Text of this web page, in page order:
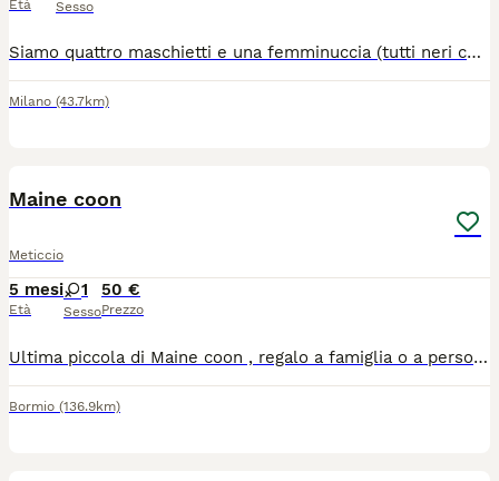
Età Sesso
Siamo quattro maschietti e una femminuccia (tutti neri con riflessi marroni) di circa due mesi e mezzo in cerca di adozione. ...aiutami a trovargli una casa Per maggiori informazioni contattare CHETI al n. 3290952932 (meglio whatcann)
Milano (43.7km)
Maine coon
Meticcio
5 mesi
Età
1
Sesso
50 €
Prezzo
Ultima piccola di Maine coon , regalo a famiglia o a persone con altri gatti, solo in casa, primo vaccino fatto, dovrà essere fatto il richiamo,ha il libretto sanitario. Sverminata.
Bormio (136.9km)